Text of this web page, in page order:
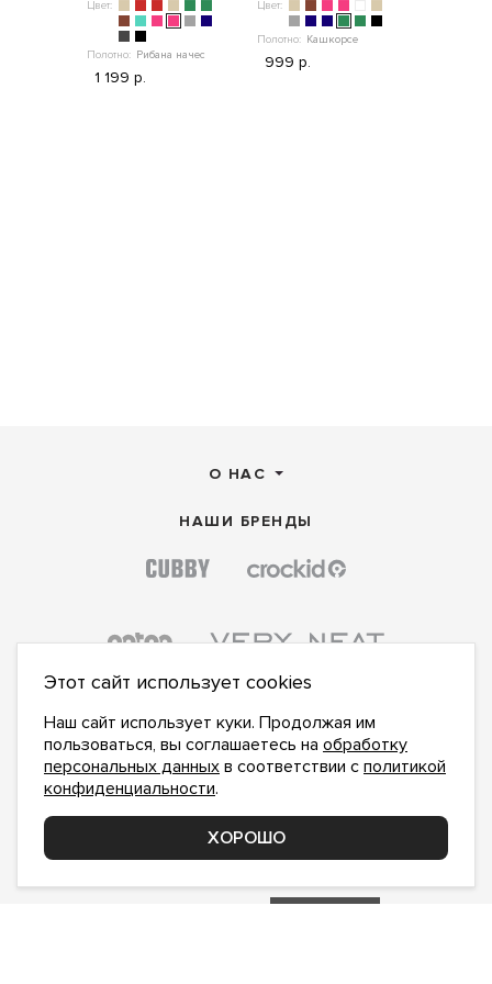
Цвет:
Полотно: Рибана начес
1 199 р.
Цвет:
Полотно: Кашкорсе
999 р.
О НАС
НАШИ БРЕНДЫ
ПОДПИСАТЬСЯ НА НОВОСТИ:
сполитикой конфиденциальностиознакомлен и
Этот сайт использует cookies
Наш сайт использует куки. Продолжая им
пользоваться, вы соглашаетесь на обработку
персональных данных в соответствии с политикой
конфиденциальности.
ХОРОШО